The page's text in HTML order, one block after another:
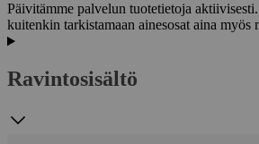
Päivitämme palvelun tuotetietoja
kuitenkin tarkistamaan ainesosat aina myös
Ravintosisältö